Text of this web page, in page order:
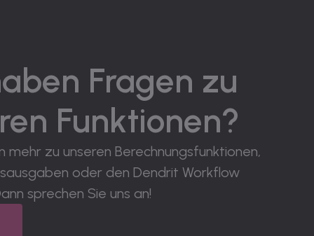
Fragen zu
Funktionen?
mehr zu unseren Berechnungsfunktionen,
oder den Dendrit Workflow
sprechen Sie uns an!